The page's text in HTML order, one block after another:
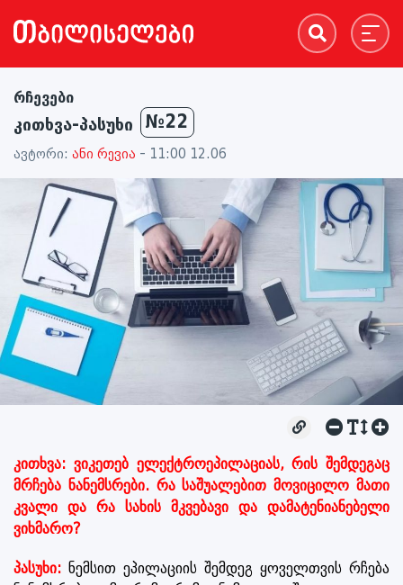
რჩევები
კითხვა-პასუხი №22
ავტორი: ანი რევია - 11:00 12.06
კითხვა: ვიკეთებ ელექტროეპილაციას, რის შემდეგაც
მრჩება ნანემსრები. რა საშუალებით მოვიცილო მათი
კვალი და რა სახის მკვებავი და დამატენიანებელი
ვიხმარო?
პასუხი: ნემსით ეპილაციის შემდეგ ყოველთვის რჩება